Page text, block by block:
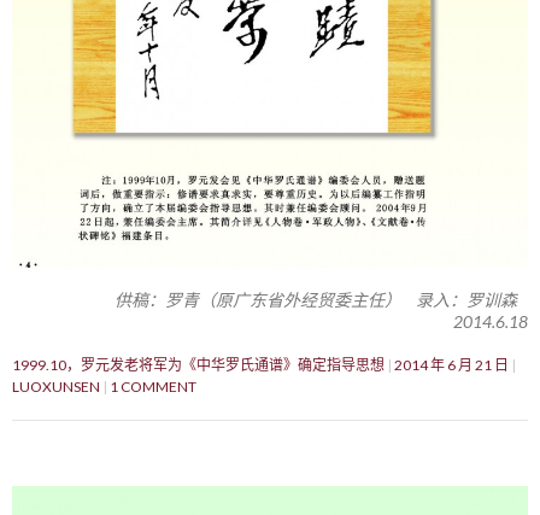
供稿：罗青（原广东省外经贸委主任） 录入：罗训森
2014.6.18
1999.10，罗元发老将军为《中华罗氏通谱》确定指导思想 2014 年 6 月 21 日
LUOXUNSEN
1 COMMENT